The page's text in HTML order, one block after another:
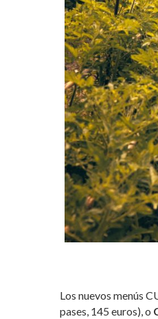
Los nuevos menús
pases, 145 euros), o